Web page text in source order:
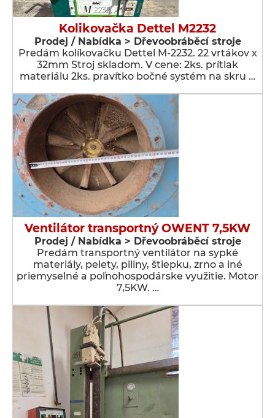
Kolikovačka Dettel M2232
Prodej / Nabídka > Dřevoobráběcí stroje
Predám kolíkovačku Dettel M-2232. 22 vrtákov x
32mm Stroj skladom. V cene: 2ks. prítlak
materiálu 2ks. pravítko bočné systém na skru …
Ventilátor transportný OWENT 7,5KW
Prodej / Nabídka > Dřevoobráběcí stroje
Predám transportný ventilátor na sypké
materiály, pelety, piliny, štiepku, zrno a iné
priemyselné a poľnohospodárske využitie. Motor
7,5KW. …